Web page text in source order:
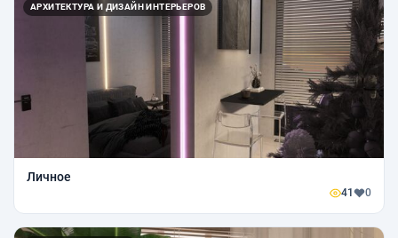
АРХИТЕКТУРА И ДИЗАЙН ИНТЕРЬЕРОВ
Личное
41 0